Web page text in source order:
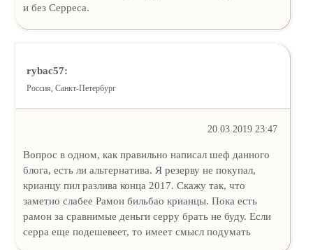
и без Серреса.
rybac57:
Россия, Санкт-Петербург
20.03.2019 23:47
Вопрос в одном, как правильно написал шеф данного
блога, есть ли альтернатива. Я резерву не покупал,
крианцу пил разлива конца 2017. Скажу так, что
заметно слабее Рамон бильбао крианцы. Пока есть
рамон за сравнимые деньги серру брать не буду. Если
серра еще подешевеет, то имеет смысл подумать